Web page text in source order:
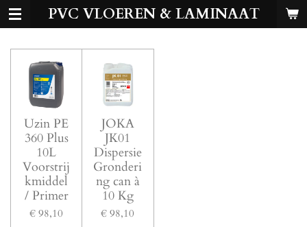
Ga
direct
hoofdinhoud
PVC VLOEREN & LAMINAAT
Uzin PE
360 Plus
10L
Voorstrij
kmiddel
/ Primer
€ 98,10
JOKA
JK01
Dispersie
Gronderi
ng can à
10 Kg
€ 98,10